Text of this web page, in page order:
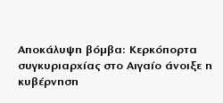
Αποκάλυψη βόμβα: Κερκόπορτα
συγκυριαρχίας στο Αιγαίο άνοιξε η
κυβέρνηση